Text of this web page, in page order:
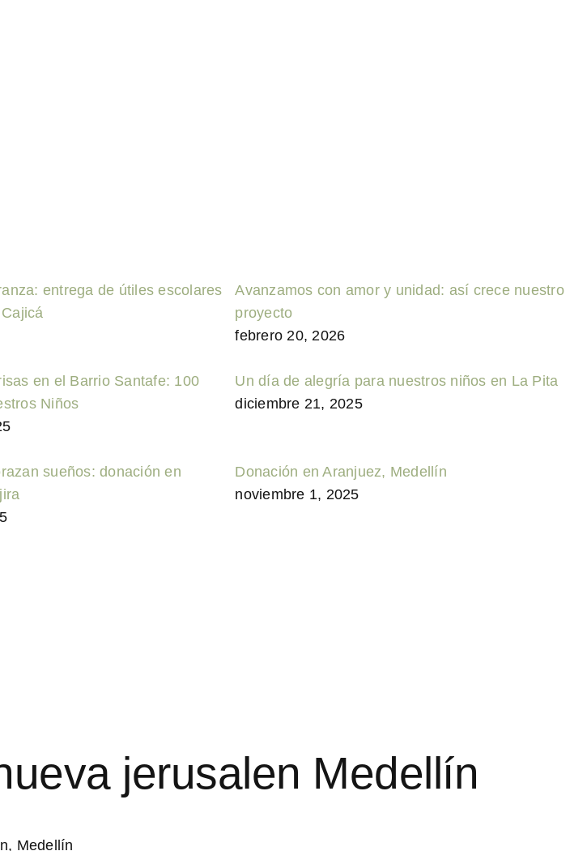
entrega de útiles escolares
Avanzamos con amor y unidad: así crece nuestro
proyecto
febrero 20, 2026
en el Barrio Santafe: 100
Niños
Un día de alegría para nuestros niños en La Pita
diciembre 21, 2025
sueños: donación en
Donación en Aranjuez, Medellín
noviembre 1, 2025
jerusalen Medellín
Medellín